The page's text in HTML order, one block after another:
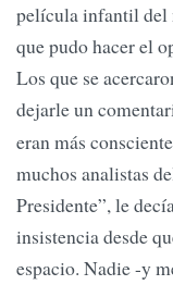
película infantil del
que pudo hacer el
Los que se
dejarle un
eran más
muchos analistas
Presidente”, le
insistencia desde
espacio. Nadie -y